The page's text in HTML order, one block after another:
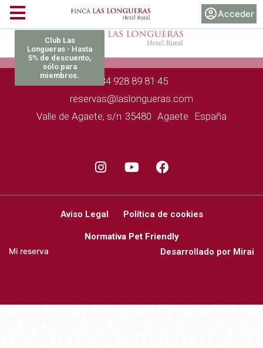
Acceder
Club Las
Longueras - Hasta
5% de descuento,
sólo para
miembros.
+34 928 89 81 45
reservas@laslongueras.com
Valle de Agaete, s/n 35480 Agaete España
Aviso Legal Política de cookies
Normativa Pet Friendly
Mi reserva Desarrollado por Mirai